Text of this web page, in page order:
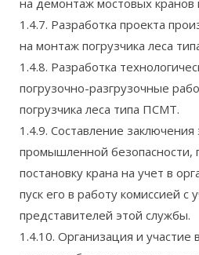
1.4.7. Разработка проекта
на монтаж погрузчика леса
1.4.8. Разработка
погрузочно-разгрузочные
погрузчика леса типа ПСМТ.
1.4.9. Составление заключения
промышленной безопасности,
постановку крана на учет в
пуск его в работу комиссией с
представителей этой службы.
1.4.10. Организация и участие